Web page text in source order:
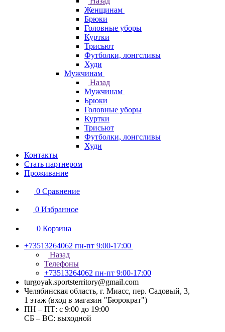
Женщинам
Брюки
Головные уборы
Куртки
Трисьют
Футболки, лонгсливы
Худи
Мужчинам
Назад
Мужчинам
Брюки
Головные уборы
Куртки
Трисьют
Футболки, лонгсливы
Худи
Контакты
Стать партнером
Проживание
0 Сравнение
0 Избранное
0 Корзина
+73513264062 пн-пт 9:00-17:00
Назад
Телефоны
+73513264062 пн-пт 9:00-17:00
turgoyak.sportsterritory@gmail.com
Челябинская область, г. Миасс, пер. Садовый, 3,
1 этаж (вход в магазин "Бюрократ")
ПН – ПТ: с 9:00 до 19:00
СБ – ВС: выходной